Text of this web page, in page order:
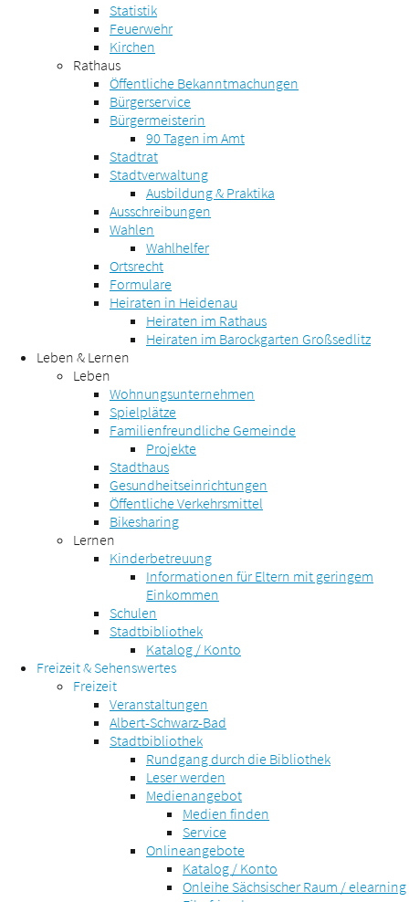
Statistik
Feuerwehr
Kirchen
Rathaus
Öffentliche Bekanntmachungen
Bürgerservice
Bürgermeisterin
90 Tagen im Amt
Stadtrat
Stadtverwaltung
Ausbildung & Praktika
Ausschreibungen
Wahlen
Wahlhelfer
Ortsrecht
Formulare
Heiraten in Heidenau
Heiraten im Rathaus
Heiraten im Barockgarten Großsedlitz
Leben & Lernen
Leben
Wohnungsunternehmen
Spielplätze
Familienfreundliche Gemeinde
Projekte
Stadthaus
Gesundheitseinrichtungen
Öffentliche Verkehrsmittel
Bikesharing
Lernen
Kinderbetreuung
Informationen für Eltern mit geringem
Einkommen
Schulen
Stadtbibliothek
Katalog / Konto
Freizeit & Sehenswertes
Freizeit
Veranstaltungen
Albert-Schwarz-Bad
Stadtbibliothek
Rundgang durch die Bibliothek
Leser werden
Medienangebot
Medien finden
Service
Onlineangebote
Katalog / Konto
Onleihe Sächsischer Raum / elearning